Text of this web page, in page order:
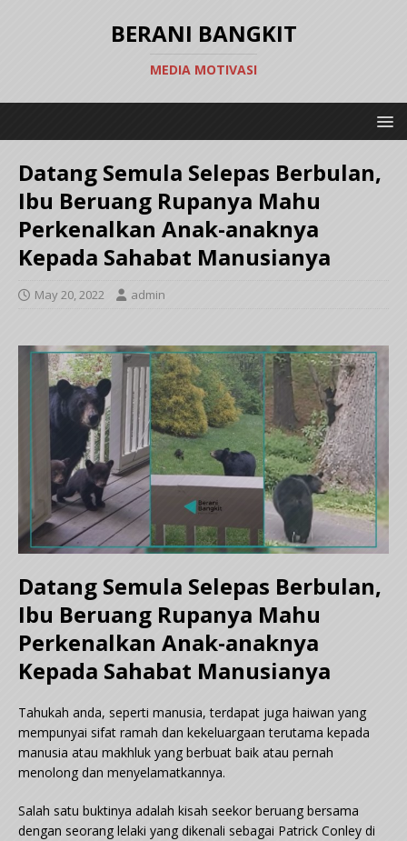
BERANI BANGKIT
MEDIA MOTIVASI
Datang Semula Selepas Berbulan,
Ibu Beruang Rupanya Mahu
Perkenalkan Anak-anaknya
Kepada Sahabat Manusianya
May 20, 2022 admin
Datang Semula Selepas Berbulan,
Ibu Beruang Rupanya Mahu
Perkenalkan Anak-anaknya
Kepada Sahabat Manusianya
Tahukah anda, seperti manusia, terdapat juga haiwan yang
mempunyai sifat ramah dan kekeluargaan terutama kepada
manusia atau makhluk yang berbuat baik atau pernah
menolong dan menyelamatkannya.
Salah satu buktinya adalah kisah seekor beruang bersama
dengan seorang lelaki yang dikenali sebagai Patrick Conley di